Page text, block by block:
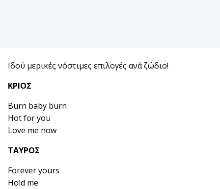
Ιδού μερικές νόστιμες επιλογές ανά ζώδιο!
ΚΡΙΟΣ
Burn baby burn
Hot for you
Love me now
ΤΑΥΡΟΣ
Forever yours
Hold me